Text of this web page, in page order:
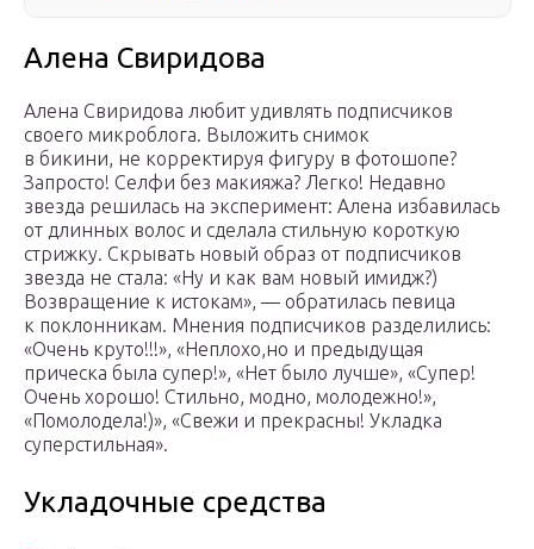
Алена Свиридова
Алена Свиридова любит удивлять подписчиков
своего микроблога. Выложить снимок
в бикини, не корректируя фигуру в фотошопе?
Запросто! Селфи без макияжа? Легко! Недавно
звезда решилась на эксперимент: Алена избавилась
от длинных волос и сделала стильную короткую
стрижку. Скрывать новый образ от подписчиков
звезда не стала: «Ну и как вам новый имидж?)
Возвращение к истокам», — обратилась певица
к поклонникам. Мнения подписчиков разделились:
«Очень круто!!!», «Неплохо,но и предыдущая
прическа была супер!», «Нет было лучше», «Супер!
Очень хорошо! Стильно, модно, молодежно!»,
«Помолодела!)», «Свежи и прекрасны! Укладка
суперстильная».
Укладочные средства